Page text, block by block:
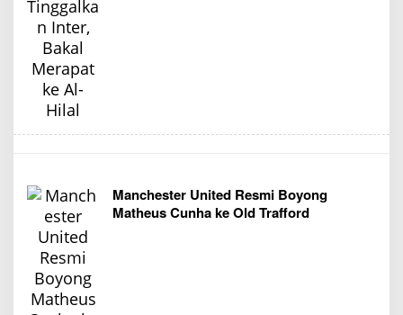
Manchester United Resmi Boyong
Matheus Cunha ke Old Trafford